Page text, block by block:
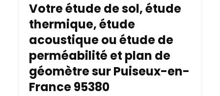
Votre étude de sol, étude
thermique, étude
acoustique ou étude de
perméabilité et plan de
géomètre sur Puiseux-en-
France 95380